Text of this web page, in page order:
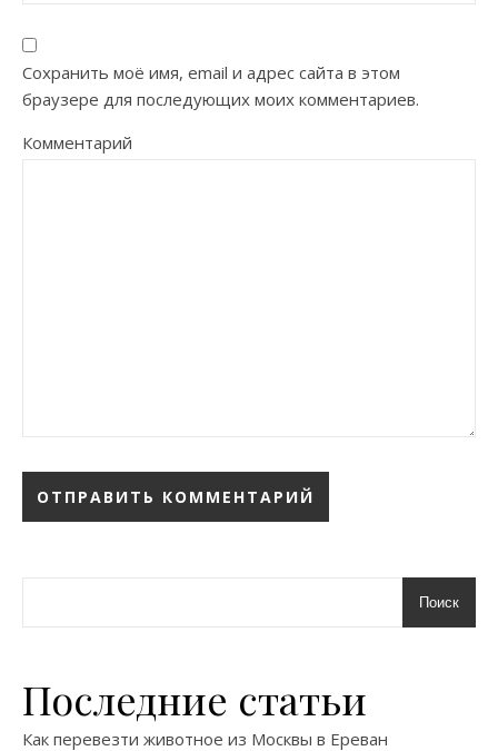
Сохранить моё имя, email и адрес сайта в этом
браузере для последующих моих комментариев.
Комментарий
Поиск
Последние статьи
Как перевезти животное из Москвы в Ереван